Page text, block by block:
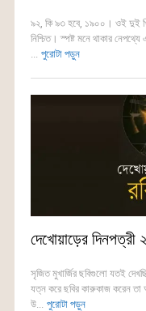
৯২, কি ৯৩ হবে, ১৯০০। ওই দুই
নিশ্চিত। স্পষ্ট মনে থাকার
... পুরোটা পড়ুন
দেখোয়াড়ের দিনপত্রী
সৃজিত মুখার্জির ছবিগুলো যতই
যত্ন করে ছবির কারুকাজ করেন
উ... পুরোটা পড়ুন